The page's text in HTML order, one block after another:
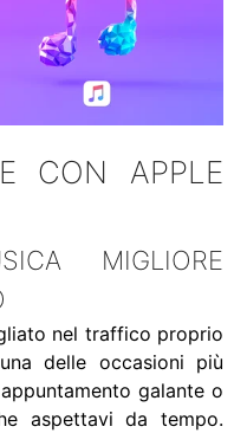
CON APPLE
MIGLIORE
nel traffico proprio
delle occasioni più
galante o
aspettavi da tempo.